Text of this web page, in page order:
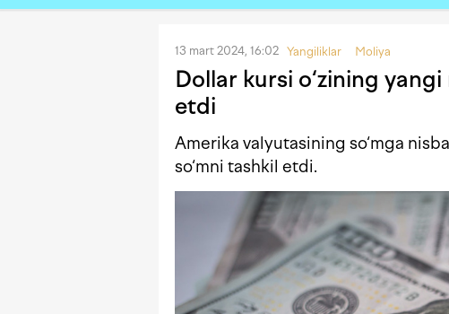
13 mart 2024, 16:02 Yangiliklar Moliya
Dollar kursi o‘zining
etdi
Amerika valyutasining so‘mga
so‘mni tashkil etdi.